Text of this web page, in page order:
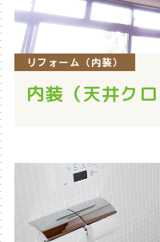
内装（天井クロ
リフォーム（内装）